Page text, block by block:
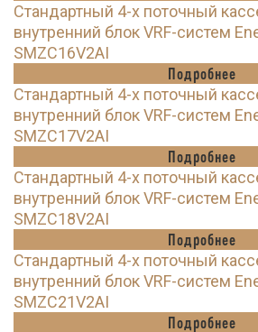
Стандартный 4-х поточный
внутренний блок VRF-систем
SMZC16V2AI
Подробнее
Стандартный 4-х поточный
внутренний блок VRF-систем
SMZC17V2AI
Подробнее
Стандартный 4-х поточный
внутренний блок VRF-систем
SMZC18V2AI
Подробнее
Стандартный 4-х поточный
внутренний блок VRF-систем
SMZC21V2AI
Подробнее